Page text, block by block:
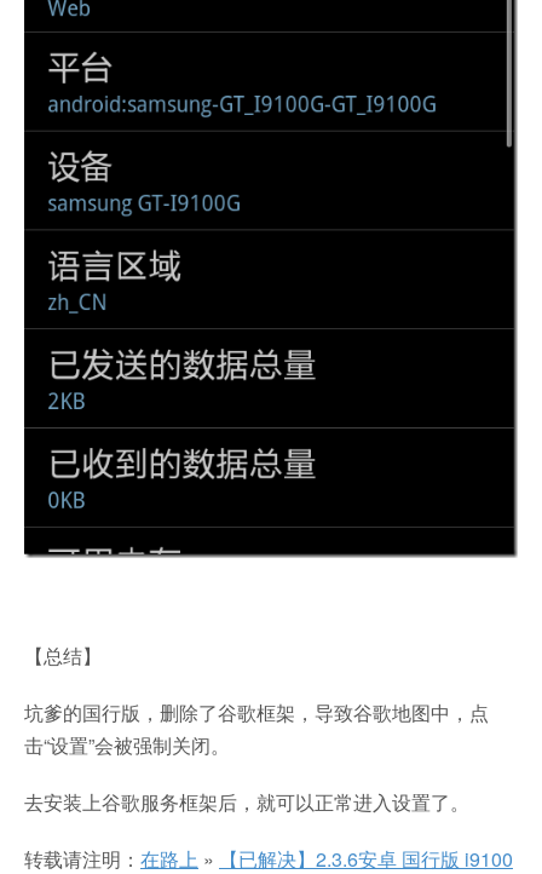
【总结】
坑爹的国行版，删除了谷歌框架，导致谷歌地图中，点
击“设置”会被强制关闭。
去安装上谷歌服务框架后，就可以正常进入设置了。
转载请注明： 在路上 »
【已解决】2.3.6安卓 国行版 i9100